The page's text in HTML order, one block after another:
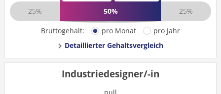
25%
50% 25%
Bruttogehalt: pro Monat
pro Jahr
Detaillierter Gehaltsvergleich
Industriedesigner/-in